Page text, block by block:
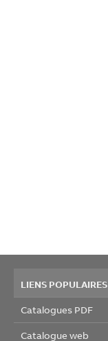
LIENS POPULAIRES
Catalogues PDF
Catalogue web